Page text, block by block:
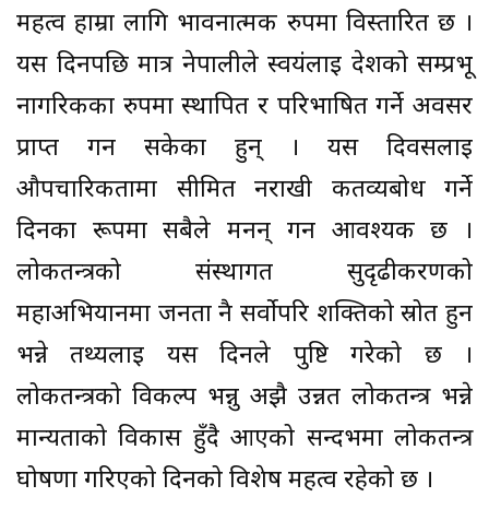
महत्व हाम्रा लागि भावनात्मक रुपमा विस्तारित छ ।
यस दिनपछि मात्र नेपालीले स्वयंलाई देशको सम्प्रभू
नागरिकका रुपमा स्थापित र परिभाषित गर्ने अवसर
प्राप्त गर्न सकेका हुन् । यस दिवसलाई
औपचारिकतामा सीमित नराखी कर्तव्यबोध गर्ने
दिनका रूपमा सबैले मनन् गर्न आवश्यक छ ।
लोकतन्त्रको संस्थागत सुदृढीकरणको
महाअभियानमा जनता नै सर्वोपरि शक्तिको स्रोत हुन
भन्ने तथ्यलाई यस दिनले पुष्टि गरेको छ ।
लोकतन्त्रको विकल्प भन्नु अझै उन्नत लोकतन्त्र भन्ने
मान्यताको विकास हुँदै आएको सन्दर्भमा लोकतन्त्र
घोषणा गरिएको दिनको विशेष महत्व रहेको छ ।